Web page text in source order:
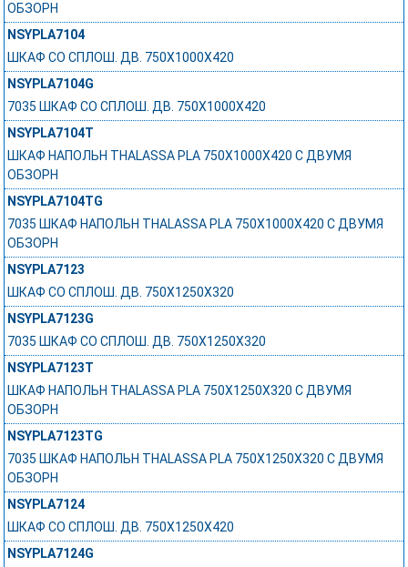
ОБЗОРН
NSYPLA7104
ШКАФ СО СПЛОШ. ДВ. 750Х1000Х420
NSYPLA7104G
7035 ШКАФ СО СПЛОШ. ДВ. 750Х1000Х420
NSYPLA7104T
ШКАФ НАПОЛЬН THALASSA PLA 750X1000X420 C ДВУМЯ
ОБЗОРН
NSYPLA7104TG
7035 ШКАФ НАПОЛЬН THALASSA PLA 750X1000X420 C ДВУМЯ
ОБЗОРН
NSYPLA7123
ШКАФ СО СПЛОШ. ДВ. 750Х1250Х320
NSYPLA7123G
7035 ШКАФ СО СПЛОШ. ДВ. 750Х1250Х320
NSYPLA7123T
ШКАФ НАПОЛЬН THALASSA PLA 750X1250X320 C ДВУМЯ
ОБЗОРН
NSYPLA7123TG
7035 ШКАФ НАПОЛЬН THALASSA PLA 750X1250X320 C ДВУМЯ
ОБЗОРН
NSYPLA7124
ШКАФ СО СПЛОШ. ДВ. 750Х1250Х420
NSYPLA7124G